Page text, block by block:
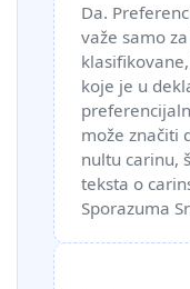
Da.
važe samo
koje je u
može značiti
nultu carinu,
teksta o
Sporazuma